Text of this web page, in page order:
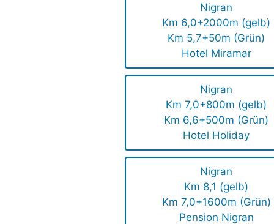
Nigran
Km 6,0+2000m (gelb)
Km 5,7+50m (Grün)
Hotel Miramar
Nigran
Km 7,0+800m (gelb)
Km 6,6+500m (Grün)
Hotel Holiday
Nigran
Km 8,1 (gelb)
Km 7,0+1600m (Grün)
Pension Nigran